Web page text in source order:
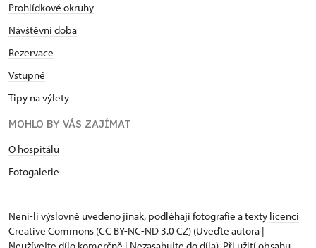
Prohlídkové okruhy
Návštěvní doba
Rezervace
Vstupné
Tipy na výlety
MOHLO BY VÁS ZAJÍMAT
O hospitálu
Fotogalerie
Není-li výslovně uvedeno jinak, podléhají fotografie a texty licenci
Creative Commons (CC BY-NC-ND 3.0 CZ) (Uveďte autora |